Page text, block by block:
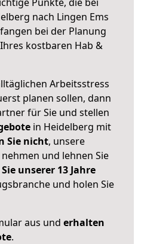
nach Lingen Ems
bei der Planung
kostbaren Hab &
Arbeitsstress
planen sollen, dann
für Sie und stellen
in Heidelberg mit
Sie nicht, unsere
und lehnen Sie
unserer 13 Jahre
und holen Sie
aus und erhalten
.